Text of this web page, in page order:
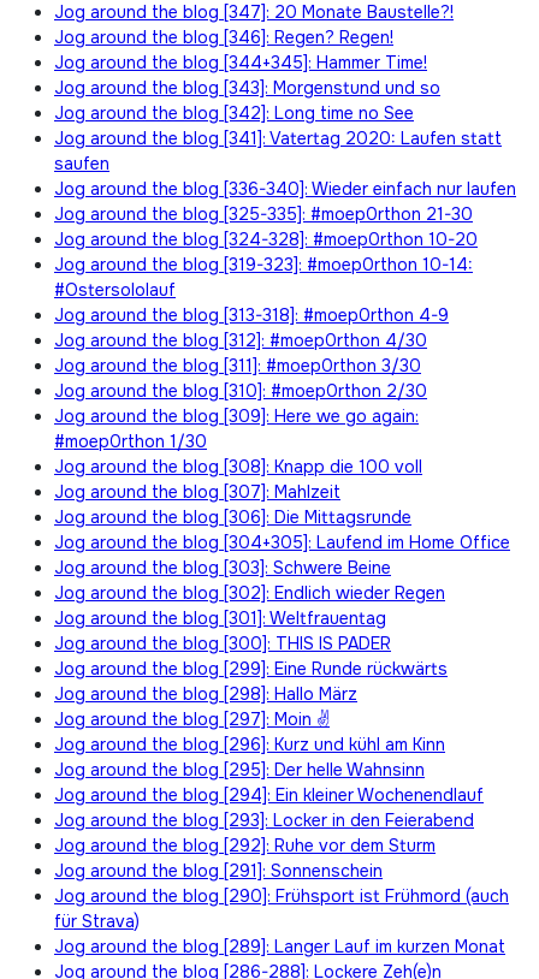
Jog around the blog [347]: 20 Monate Baustelle?!
Jog around the blog [346]: Regen? Regen!
Jog around the blog [344+345]: Hammer Time!
Jog around the blog [343]: Morgenstund und so
Jog around the blog [342]: Long time no See
Jog around the blog [341]: Vatertag 2020: Laufen statt
saufen
Jog around the blog [336-340]: Wieder einfach nur laufen
Jog around the blog [325-335]: #moep0rthon 21-30
Jog around the blog [324-328]: #moep0rthon 10-20
Jog around the blog [319-323]: #moep0rthon 10-14:
#Ostersololauf
Jog around the blog [313-318]: #moep0rthon 4-9
Jog around the blog [312]: #moep0rthon 4/30
Jog around the blog [311]: #moep0rthon 3/30
Jog around the blog [310]: #moep0rthon 2/30
Jog around the blog [309]: Here we go again:
#moep0rthon 1/30
Jog around the blog [308]: Knapp die 100 voll
Jog around the blog [307]: Mahlzeit
Jog around the blog [306]: Die Mittagsrunde
Jog around the blog [304+305]: Laufend im Home Office
Jog around the blog [303]: Schwere Beine
Jog around the blog [302]: Endlich wieder Regen
Jog around the blog [301]: Weltfrauentag
Jog around the blog [300]: THIS IS PADER
Jog around the blog [299]: Eine Runde rückwärts
Jog around the blog [298]: Hallo März
Jog around the blog [297]: Moin ✌
Jog around the blog [296]: Kurz und kühl am Kinn
Jog around the blog [295]: Der helle Wahnsinn
Jog around the blog [294]: Ein kleiner Wochenendlauf
Jog around the blog [293]: Locker in den Feierabend
Jog around the blog [292]: Ruhe vor dem Sturm
Jog around the blog [291]: Sonnenschein
Jog around the blog [290]: Frühsport ist Frühmord (auch
für Strava)
Jog around the blog [289]: Langer Lauf im kurzen Monat
Jog around the blog [286-288]: Lockere Zeh(e)n